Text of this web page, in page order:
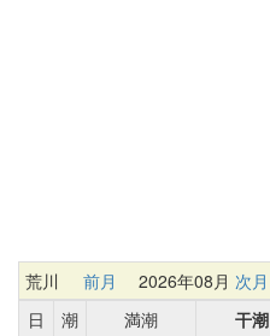
荒川 前月 2026年08月 次月
日
潮 満潮 干潮